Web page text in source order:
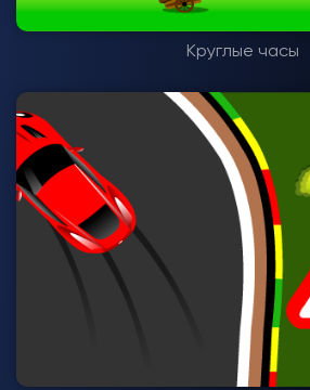
Круглые часы